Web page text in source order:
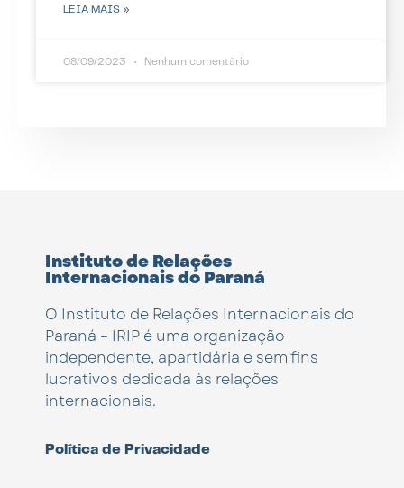
LEIA MAIS »
08/09/2023 Nenhum comentário
Instituto de Relações
Internacionais do Paraná
O Instituto de Relações Internacionais do
Paraná – IRIP é uma organização
independente, apartidária e sem fins
lucrativos dedicada às relações
internacionais.
Política de Privacidade